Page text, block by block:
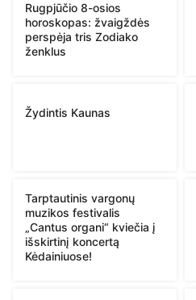
Rugpjūčio 8-osios
horoskopas: žvaigždės
perspėja tris Zodiako
ženklus
Žydintis Kaunas
Tarptautinis vargonų
muzikos festivalis
„Cantus organi“ kviečia į
išskirtinį koncertą
Kėdainiuose!